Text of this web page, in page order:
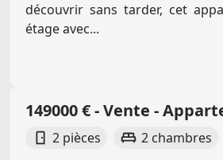
découvrir sans tarder, cet
étage avec...
149000 € - Vente -
2 pièces 2 chambres